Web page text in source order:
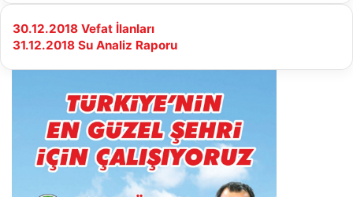
30.12.2018
Vefat
30.12.2018 Vefat İlanları
31.12.2018
31.12.2018 Su Analiz Raporu